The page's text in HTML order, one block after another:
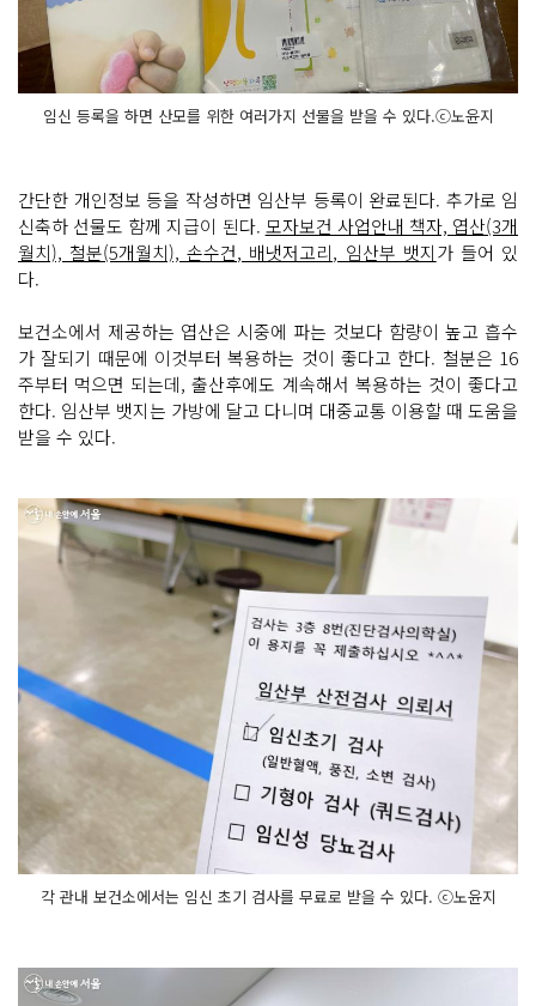
임신 등록을 하면 산모를 위한 여러가지 선물을 받을 수 있다.ⓒ노윤지
간단한 개인정보 등을 작성하면 임산부 등록이 완료된다. 추가로 임
신축하 선물도 함께 지급이 된다. 모자보건 사업안내 책자, 엽산(3개
월치), 철분(5개월치), 손수건, 배냇저고리, 임산부 뱃지가 들어 있
다.
보건소에서 제공하는 엽산은 시중에 파는 것보다 함량이 높고 흡수
가 잘되기 때문에 이것부터 복용하는 것이 좋다고 한다. 철분은 16
주부터 먹으면 되는데, 출산후에도 계속해서 복용하는 것이 좋다고
한다. 임산부 뱃지는 가방에 달고 다니며 대중교통 이용할 때 도움을
받을 수 있다.
각 관내 보건소에서는 임신 초기 검사를 무료로 받을 수 있다. ⓒ노윤지